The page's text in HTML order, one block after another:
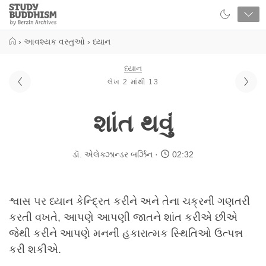
Close
Study
Buddhism
› આવશ્યક વસ્તુઓ › ધ્યાન
ધ્યાન
લેખ 2 માંથી 13
શાંત થવું
ડૉ. એલેક્ઝાન્ડર બર્ઝિન 02:32
શ્વાસ પર ધ્યાન કેન્દ્રિત કરીને અને તેના ચક્રની ગણતરી
કરતી વખતે, આપણે આપણી જાતને શાંત કરીએ છીએ
જેથી કરીને આપણે મનની હકારાત્મક સ્થિતિઓ ઉત્પન્ન
કરી શકીએ.